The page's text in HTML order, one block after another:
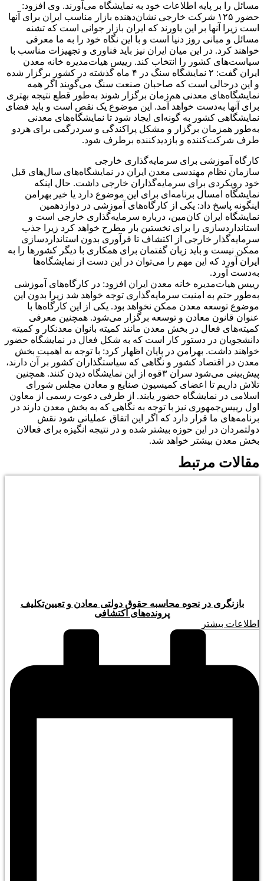
مسائل را بر پایه اطلاعات خود به نمایشگاه می‌آورند. وی افزود:
حضور ۱۲۵ شرکت خارجی نشان‌دهنده بازار مناسب ایران برای آنها
است زیرا آنها بر این باورند که ایران بازار جوانی است که تشنه
مسائل و مبانی روز دنیا است و با این نگاه خود را به ما معرفی
خواهند کرد. در این میان ایران نیز باید فناوری و تجهیزات مناسب با
سیاست‌های کشور را انتخاب کند. رییس هیات‌مدیره خانه معدن
ایران گفت: ۲ نمایشگاه سنگ در ۴ ماه گذشته در کشور برگزار شده
و این درحالی است که صاحبان صنعت سنگ می‌گویند اگر همه
نمایشگاه‌های معدنی هم‌زمان برگزار شوند به‌طور قطع نتیجه بهتری
برای آنها به‌دست خواهد آمد. این موضوع یک نقص است و باید فضای
نمایشگاهی کشور به گونه‌ای ایجاد شود تا نمایشگاه‌های معدنی
به‌طور همزمان برگزار و مشکل پراکندگی و سردرگمی برای هردو
طرف شرکت‌کننده و بازدیدکننده برطرف شود.
کارگاه آموزشی برای سرمایه‌گذاری خارجی
سازمان نظام مهندسی معدن ایران در نمایشگاه‌های سال‌های قبل
خود رویکردی برای سرمایه‌گذاران خارجی داشت. حال اینکه
نمایشگاه امسال برنامه‌ای برای این موضوع دارد یا خیر بهرامن
اینگونه پاسخ داد: یکی از کارگاه‌های آموزشی در دوازدهمین
نمایشگاه ایران کان‌مین، درباره سرمایه‌گذاری خارجی است و
استانداردسازی را برای نخستین بار مطرح خواهد کرد زیرا جذب
سرمایه‌گذار خارجی از اکتشاف تا فرآوری بدون استانداردسازی
ممکن نیست و باید زبان گفتمان برای همکاری با دیگر کشورها را به
ایران آورد که این مهم را می‌توان در این دست از نمایشگاه‌ها
به‌دست آورد.
رییس هیات‌مدیره خانه معدن ایران افزود: در کارگاه‌های آموزشی
به‌طور حتم به امنیت سرمایه‌گذاری توجه خواهد شد زیرا بدون این
موضوع توسعه معدن ممکن نخواهد بود. یکی از این کارگاه‌ها با
عنوان قانون معادن و توسعه برگزار می‌شود. همچنین معرفی
کمیته‌های فعال در بخش معدن مانند کمیته بانوان معدنکار و کمیته
دانشجویان در دستور کار است که به شکل فعال در نمایشگاه حضور
خواهند داشت. بهرامن در پایان اظهار کرد: با توجه به اهمیت بخش
معدن در اقتصاد کشور و نگاهی که سیاستگذاران کشور بر آن دارند،
پیش‌بینی می‌شود سران ۳قوه از این نمایشگاه دیدن کنند. همچنین
تلاش داریم تا اعضای کمیسیون صنایع و معادن مجلس شورای
اسلامی در نمایشگاه حضور یابند. از طرفی دعوت رسمی از معاون
اول رییس‌جمهوری نیز با توجه به نگاهی که به بخش معدن دارند در
برنامه‌های ما قرار دارد که اگر این اتفاق عملیاتی شود نقش
دولتمردان در این حوزه بیشتر شده و در نتیجه انگیزه برای فعالان
بخش معدن بیشتر خواهد شد.
مقالات مرتبط
بازنگری در نحوه محاسبه حقوق دولتی معادن و تعیین‌تکلیف
پرونده‌های اکتشافی
اطلاعات بیشتر